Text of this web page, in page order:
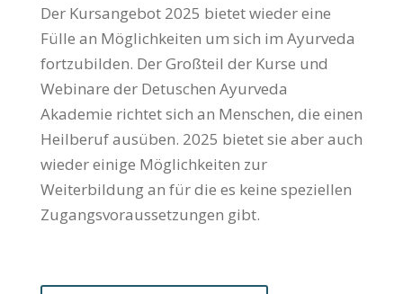
Der Kursangebot 2025 bietet wieder eine
Fülle an Möglichkeiten um sich im Ayurveda
fortzubilden. Der Großteil der Kurse und
Webinare der Detuschen Ayurveda
Akademie richtet sich an Menschen, die einen
Heil­beruf ausüben. 2025 bietet sie aber auch
wieder einige Möglichkeiten zur
Weiterbildung an für die es keine speziellen
Zugangs­voraus­setzungen gibt.